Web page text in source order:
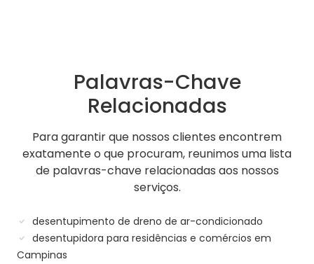
Palavras-Chave
Relacionadas
Para garantir que nossos clientes encontrem
exatamente o que procuram, reunimos uma lista
de palavras-chave relacionadas aos nossos
serviços.
desentupimento de dreno de ar-condicionado
desentupidora para residências e comércios em
Campinas